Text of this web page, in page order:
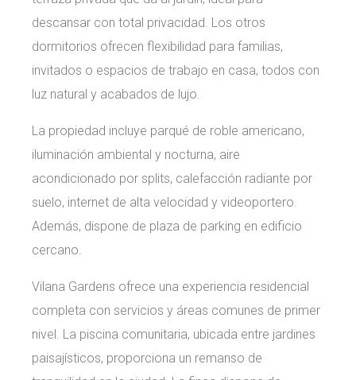
descansar con total privacidad. Los otros
dormitorios ofrecen flexibilidad para familias,
invitados o espacios de trabajo en casa, todos con
luz natural y acabados de lujo.
La propiedad incluye parqué de roble americano,
iluminación ambiental y nocturna, aire
acondicionado por splits, calefacción radiante por
suelo, internet de alta velocidad y videoportero.
Además, dispone de plaza de parking en edificio
cercano.
Vilana Gardens ofrece una experiencia residencial
completa con servicios y áreas comunes de primer
nivel. La piscina comunitaria, ubicada entre jardines
paisajísticos, proporciona un remanso de